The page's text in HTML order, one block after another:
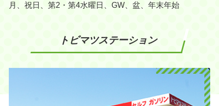
月、祝日、第2・第4水曜日、GW、盆、年末年始
トビマツステーション